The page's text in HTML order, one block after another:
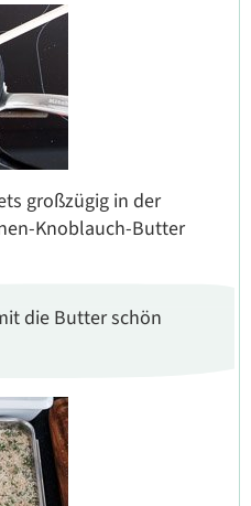
großzügig in der
Knoblauch-Butter
die Butter schön